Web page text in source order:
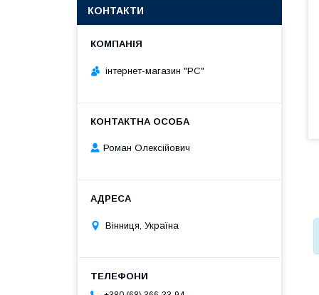
КОНТАКТИ
інтернет-магазин "РС"
Роман Олексійович
Вінниця, Україна